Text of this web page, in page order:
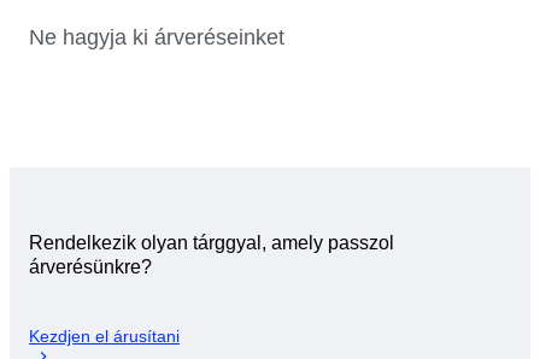
Ne hagyja ki árveréseinket
Rendelkezik olyan tárggyal, amely passzol
árverésünkre?
Kezdjen el árusítani